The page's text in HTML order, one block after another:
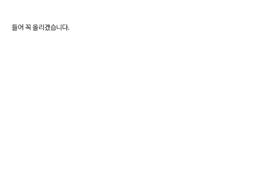
들어 꼭 올리겠습니다.